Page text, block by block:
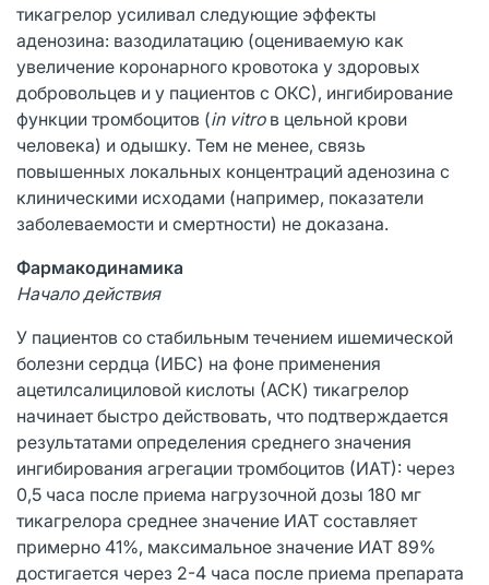
тикагрелор усиливал следующие эффекты
аденозина: вазодилатацию (оцениваемую как
увеличение коронарного кровотока у здоровых
добровольцев и у пациентов с ОКС), ингибирование
функции тромбоцитов (in vitro в цельной крови
человека) и одышку. Тем не менее, связь
повышенных локальных концентраций аденозина с
клиническими исходами (например, показатели
заболеваемости и смертности) не доказана.
Фармакодинамика
Начало действия
У пациентов со стабильным течением ишемической
болезни сердца (ИБС) на фоне применения
ацетилсалициловой кислоты (АСК) тикагрелор
начинает быстро действовать, что подтверждается
результатами определения среднего значения
ингибирования агрегации тромбоцитов (ИАТ): через
0,5 часа после приема нагрузочной дозы 180 мг
тикагрелора среднее значение ИАТ составляет
примерно 41%, максимальное значение ИАТ 89%
достигается через 2-4 часа после приема препарата